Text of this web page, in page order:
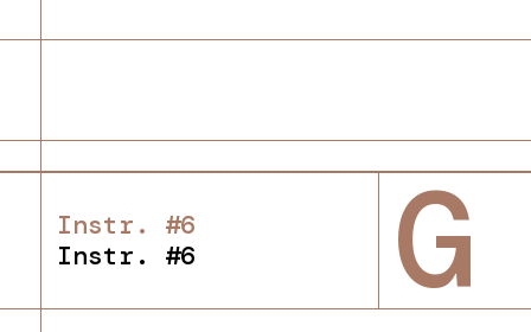
Instr. #6
Instr. #6
G